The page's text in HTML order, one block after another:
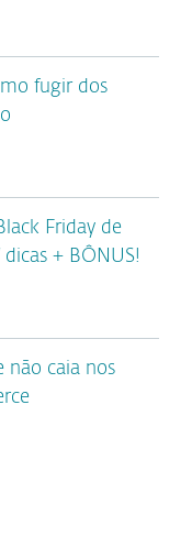
fugir dos
Friday de
+ BÔNUS!
não caia nos